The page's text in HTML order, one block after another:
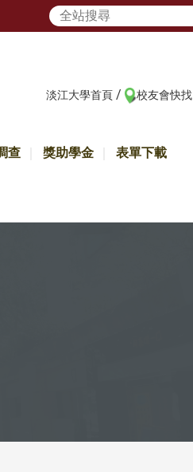
淡江大學首頁 / 校友會快找
查 獎助學金 表單下載